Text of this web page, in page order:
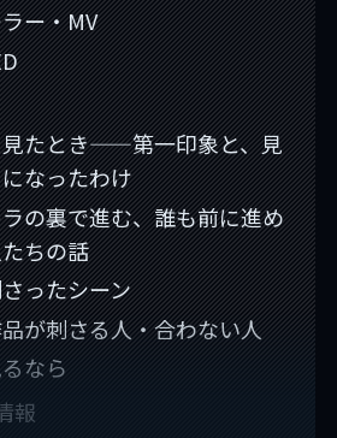
ー・MV
たとき——第一印象と、見
なったわけ
の裏で進む、誰も前に進め
ちの話
ったシーン
が刺さる人・合わない人
なら
報